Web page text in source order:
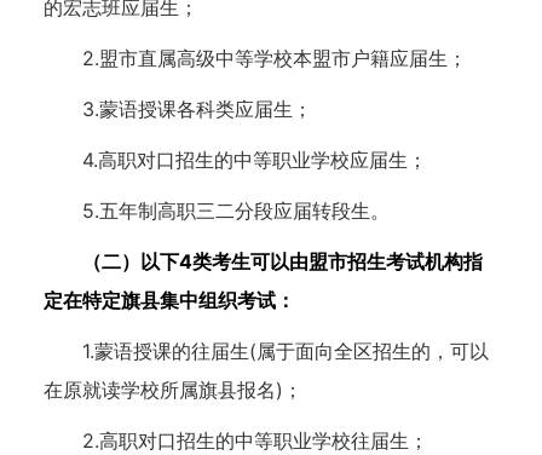
的宏志班应届生；
2.盟市直属高级中等学校本盟市户籍应届生；
3.蒙语授课各科类应届生；
4.高职对口招生的中等职业学校应届生；
5.五年制高职三二分段应届转段生。
（二）以下4类考生可以由盟市招生考试机构指
定在特定旗县集中组织考试：
1.蒙语授课的往届生(属于面向全区招生的，可以
在原就读学校所属旗县报名)；
2.高职对口招生的中等职业学校往届生；